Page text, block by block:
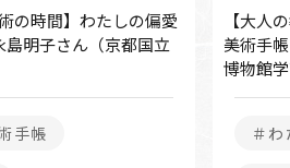
の時間】わたしの偏愛
明子さん（京都国立
手帳
【大人
美術手
博物館
＃